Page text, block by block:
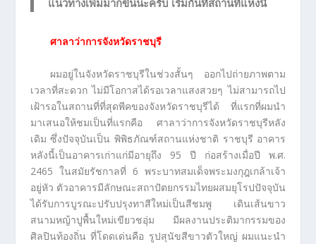
แนวทางเพิ่มมากขึ้นนะครับ เริ่มกันที่สถานที่แห่งนี้
ศาลาว่าการจังหวัดราชบุรี
ผมอยู่ในจังหวัดราชบุรีในช่วงสั้นๆ ออกไปถ่ายภาพตาม
เวลาที่สะดวก ไม่มีโอกาสได้รอเวลาแสงสวยๆ ไม่สามารถไป
เฝ้ารอในสถานที่ที่สุดพีคของจังหวัดราชบุรีได้ ที่แรกที่ผมนำ
มาเสนอให้ชมเป็นที่แรกคือ ศาลาว่าการจังหวัดราชบุรีหลัง
เดิม ซึ่งปัจจุบันเป็น พิพิธภัณฑ์สถานแห่งชาติ ราชบุรี อาคาร
หลังนี้เป็นอาคารเก่าแก่มีอายุถึง 95 ปี ก่อสร้างเมื่อปี พ.ศ.
2465 ในสมัยรัชกาลที่ 6 พระบาทสมเด็จพระมงกุฎเกล้าเจ้า
อยู่หัว ตัวอาคารมีลักษณะสถาปัตยกรรมไทยผสมยุโรปปัจจุบัน
ได้รับการบูรณะปรับปรุงทาสีใหม่เป็นสีชมพู เดินเส้นขาว
สนามหญ้าปูพื้นใหม่เขียวชอุ่ม มีผลงานประติมากรรมของ
ศิลปินท้องถิ่น ที่โดดเด่นคือ รูปสุนัขสีขาวตัวใหญ่ ผมแนะนำ